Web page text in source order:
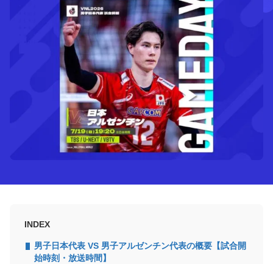
INDEX
男子日本代表 VS 男子アルゼンチン代表の概要【試合開
始時刻・放送時間】